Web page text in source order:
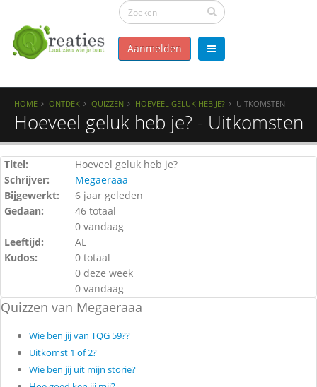
Aanmelden
HOME ONTDEK QUIZZEN HOEVEEL GELUK HEB JE? UITKOMSTEN
Hoeveel geluk heb je? - Uitkomsten
Titel:
Hoeveel geluk heb je?
Schrijver:
Megaeraaa
Bijgewerkt:
6 jaar geleden
Gedaan:
46 totaal
0 vandaag
Leeftijd:
AL
Kudos:
0 totaal
0 deze week
0 vandaag
Quizzen van Megaeraaa
Wie ben jij van TQG 59??
Uitkomst 1 of 2?
Wie ben jij uit mijn storie?